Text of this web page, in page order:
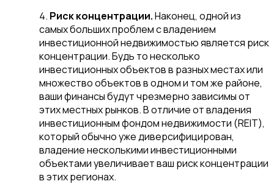
Риск концентрации.Наконец, одной из
самых больших проблем с владением
инвестиционной недвижимостью является риск
концентрации. Будь то несколько
инвестиционных объектов в разных местах или
множество объектов в одном и том же районе,
ваши финансы будут чрезмерно зависимы от
этих местных рынков. В отличие от владения
инвестиционным фондом недвижимости (REIT),
который обычно уже диверсифицирован,
владение несколькими инвестиционными
объектами увеличивает ваш риск концентрации
в этих регионах.